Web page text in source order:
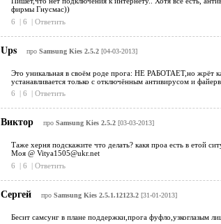
фирмы Гнусмас))
6
| 6 | Ответить
Ups про Samsung Kies 2.5.2[04-03-2013]
Это уникальная в своём роде прога: НЕ РАБОТАЕТ,но жрёт
устанавливается только с отключённым антивирусом и
6
| 6 | Ответить
Виктор про Samsung Kies 2.5.2[03-03-2013]
Таже херня подскажите что делать? какя проа есть в етой
Моя @ Vitya1505@ukr.net
6
| 6 | Ответить
Сергей про Samsung Kies 2.5.1.12123.2[31-01-2013]
Бесит самсунг в плане поддержки,прога фуфло,узкоглазым